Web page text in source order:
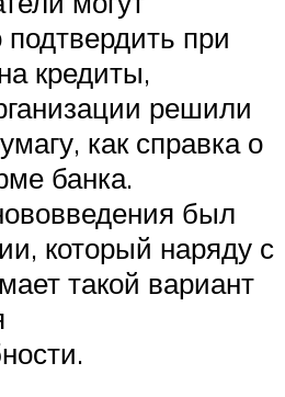
при
кредиты,
решили
как справка о
банка.
был
который наряду с
такой вариант